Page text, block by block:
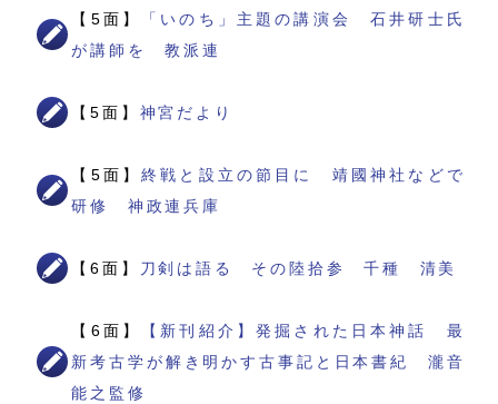
【5面】
「いのち」主題の講演会 石井研士氏
が講師を 教派連
【5面】 神宮だより
【5面】終戦と設立の節目に 靖國神社などで
研修 神政連兵庫
【6面】 刀剣は語る その陸拾参 千種 清美
【6面】
【新刊紹介】発掘された日本神話 最
新考古学が解き明かす古事記と日本書紀 瀧音
能之監修